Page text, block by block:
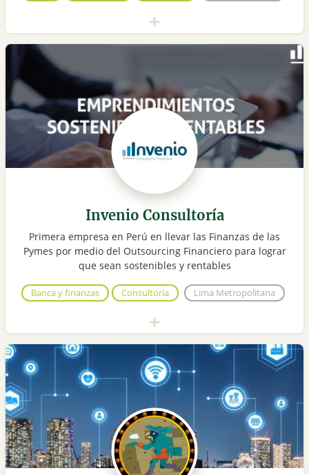
Invenio Consultoría
Primera empresa en Perú en llevar las Finanzas de las
Pymes por medio del Outsourcing Financiero para lograr
que sean sostenibles y rentables
Banca y finanzas Consultoría Lima Metropolitana